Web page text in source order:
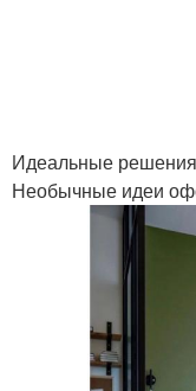
Идеальные
Необычные идеи